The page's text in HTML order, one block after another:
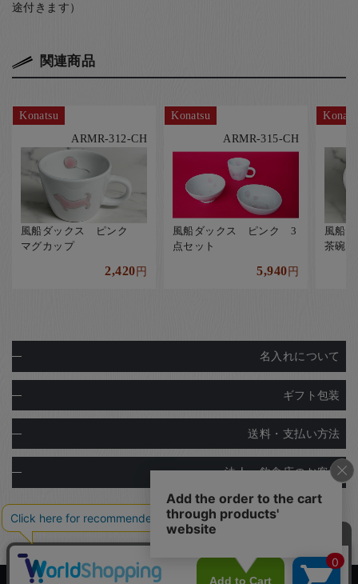
途付きます）
関連商品
Konatsu
ARMR-312-CH
風船ダックス ピンク
マグカップ
2,420円
Konatsu
ARMR-315-CH
風船ダックス ピンク 3
点セット
5,940円
風船
茶碗
名入れについて
ギフト包装
送料・支払い方法
法人・飲食店のお客様